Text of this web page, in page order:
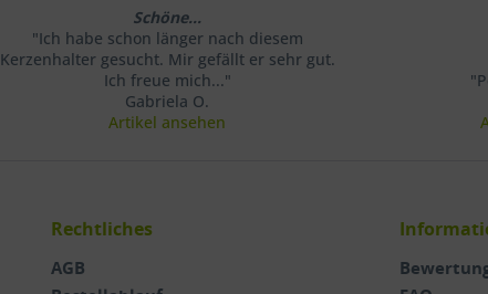
Schöne...
"Ich habe schon länger nach diesem
Kerzenhalter gesucht. Mir gefällt er sehr gut.
Ich freue mich..."
Gabriela O.
Artikel ansehen
Rechtliches
AGB